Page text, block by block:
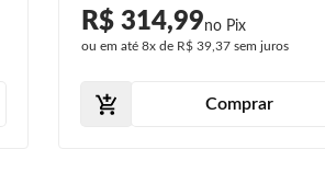
2012 2013 2014 2015
R$ 314,99
ou em até8x de R$ 39,37 sem juros
Comprar